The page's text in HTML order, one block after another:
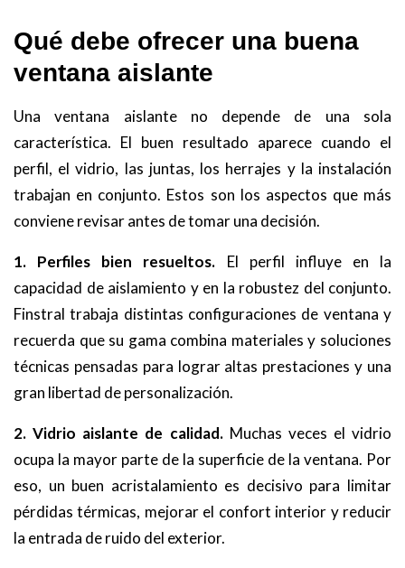
Qué debe ofrecer una buena
ventana aislante
Una ventana aislante no depende de una sola
característica. El buen resultado aparece cuando el
perfil, el vidrio, las juntas, los herrajes y la instalación
trabajan en conjunto. Estos son los aspectos que más
conviene revisar antes de tomar una decisión.
1. Perfiles bien resueltos. El perfil influye en la
capacidad de aislamiento y en la robustez del conjunto.
Finstral trabaja distintas configuraciones de ventana y
recuerda que su gama combina materiales y soluciones
técnicas pensadas para lograr altas prestaciones y una
gran libertad de personalización.
2. Vidrio aislante de calidad.Muchas veces el vidrio
ocupa la mayor parte de la superficie de la ventana. Por
eso, un buen acristalamiento es decisivo para limitar
pérdidas térmicas, mejorar el confort interior y reducir
la entrada de ruido del exterior.